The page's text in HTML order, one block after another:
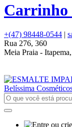
Carrinho
+(47) 98448-0544 |
Rua 276, 360
Meia Praia -